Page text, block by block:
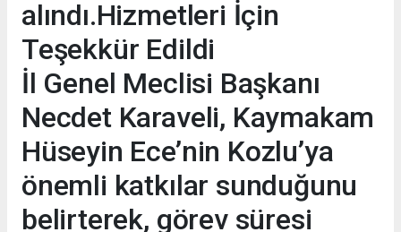
alındı.Hizmetleri İçin
Teşekkür Edildi
İl Genel Meclisi Başkanı
Necdet Karaveli, Kaymakam
Hüseyin Ece’nin Kozlu’ya
önemli katkılar sunduğunu
belirterek, görev süresi